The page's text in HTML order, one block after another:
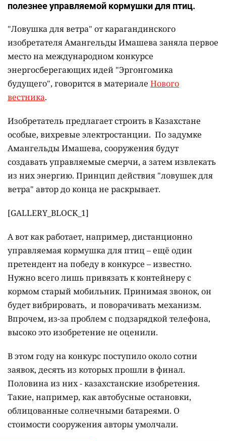
полезнее управляемой кормушки для птиц.
"Ловушка для ветра" от карагандинского
изобретателя Амангельды Имашева заняла первое
место на международном конкурсе
энергосберегающих идей "Эргонгомика
будущего", говорится в материале Нового
вестника.
Изобретатель предлагает строить в Казахстане
особые, вихревые электростанции. По задумке
Амангельды Имашева, сооружения будут
создавать управляемые смерчи, а затем извлекать
из них энергию. Принцип действия "ловушек для
ветра" автор до конца не раскрывает.
[GALLERY_BLOCK_1]
А вот как работает, например, дистанционно
управляемая кормушка для птиц – ещё один
претендент на победу в конкурсе – известно.
Нужно всего лишь привязать к контейнеру с
кормом старый мобильник. Принимая звонок, он
будет вибрировать, и поворачивать механизм.
Впрочем, из-за проблем с подзарядкой телефона,
высоко это изобретение не оценили.
В этом году на конкурс поступило около сотни
заявок, десять из которых прошли в финал.
Половина из них - казахстанские изобретения.
Такие, например, как автобусные остановки,
облицованные солнечными батареями. О
стоимости сооружения авторы умолчали.